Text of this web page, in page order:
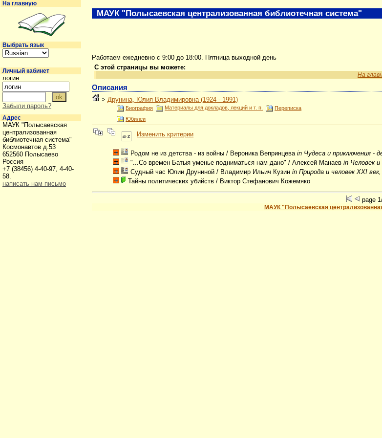
Работаем ежедневно с 9:00 до 18:00. Пятница выходной день
С этой страницы вы можете:
На
Описания
>Друнина, Юлия Владимировна (1924 - 1991)
Биография Материалы для докладов, лекций и т. п.
Переписка
Юбилеи
Изменить критерии
Родом не из детства - из войны / Вероника Вепринцеваin Чудеса и приключения
"...Со времен Батыя уменье подниматься нам дано" / Алексей Манаевin Человек
Судный час Юлии Друниной / Владимир Ильич Кузинin Природа и человек XXI
Тайны политических убийств / Виктор Стефанович Кожемяко
page
МАУК "Полысаевская
МАУК "Полысаевская централизованная библиотечная система"
На главную
Выбрать язык
Личный кабинет
логин
Забыли пароль?
Адрес
МАУК "Полысаевская
централизованная
библиотечная система"
Космонавтов д.53
652560 Полысаево
Россия
+7 (38456) 4-40-97, 4-40-
58.
написать нам письмо